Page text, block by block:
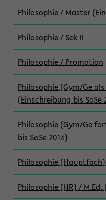
Philosophie / Master
Philosophie / Sek II
Philosophie / Promotion
Philosophie (Gym/Ge
(Einschreibung bis SoSe
Philosophie (Gym/Ge
bis SoSe 2014)
Philosophie
Philosophie (HR) /